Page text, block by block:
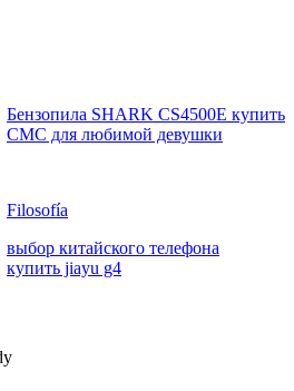
Бензопила SHARK CS4500E купить
СМС для любимой девушки
Filosofía
выбор китайского телефона
купить jiayu g4